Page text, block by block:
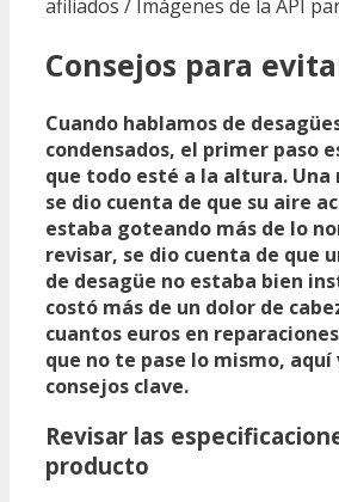
afiliados / Imágenes de la API
Consejos para
Cuando hablamos de
condensados, el primer paso
que todo esté a la altura. Una
se dio cuenta de que su aire
estaba goteando más de lo
revisar, se dio cuenta de que
de desagüe no estaba bien
costó más de un dolor de
cuantos euros en
que no te pase lo mismo, aquí
consejos clave.
Revisar las
producto